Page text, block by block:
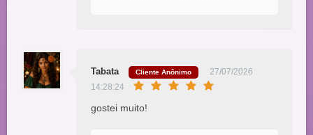
Tabata Cliente Anônimo
27/07/2026
14:28:24
gostei muito!